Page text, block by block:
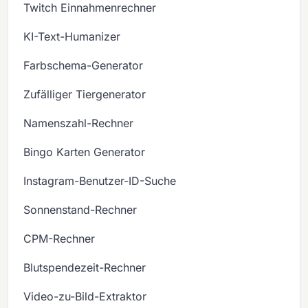
Twitch Einnahmenrechner
KI-Text-Humanizer
Farbschema-Generator
Zufälliger Tiergenerator
Namenszahl-Rechner
Bingo Karten Generator
Instagram-Benutzer-ID-Suche
Sonnenstand-Rechner
CPM-Rechner
Blutspendezeit-Rechner
Video-zu-Bild-Extraktor